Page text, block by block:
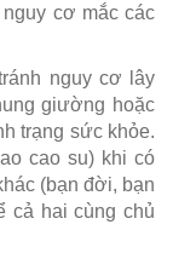
cơ mắc các
nguy cơ lây
giường hoặc
trạng sức khỏe.
cao su) khi có
(bạn đời, bạn
cả hai cùng chủ